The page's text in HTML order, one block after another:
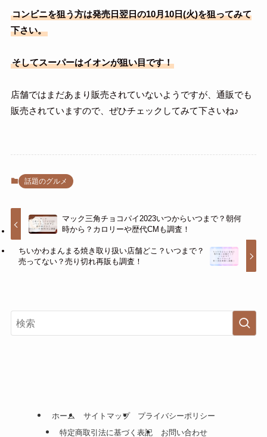
コンビニを狙う方は発売日翌日の10月10日(火)を狙ってみて
下さい。
そしてスーパーはイオンが狙い目です！
店舗ではまだあまり販売されていないようですが、通販でも
販売されていますので、ぜひチェックしてみて下さいね♪
話題のグルメ
マック三角チョコパイ2023いつからいつまで？朝何
時から？カロリーや歴代CMも調査！
ちいかわまんまる焼き取り扱い店舗どこ？いつまで？
売ってない？売り切れ再販も調査！
ホーム サイトマップ
プライバシーポリシー
特定商取引法に基づく表記
お問い合わせ